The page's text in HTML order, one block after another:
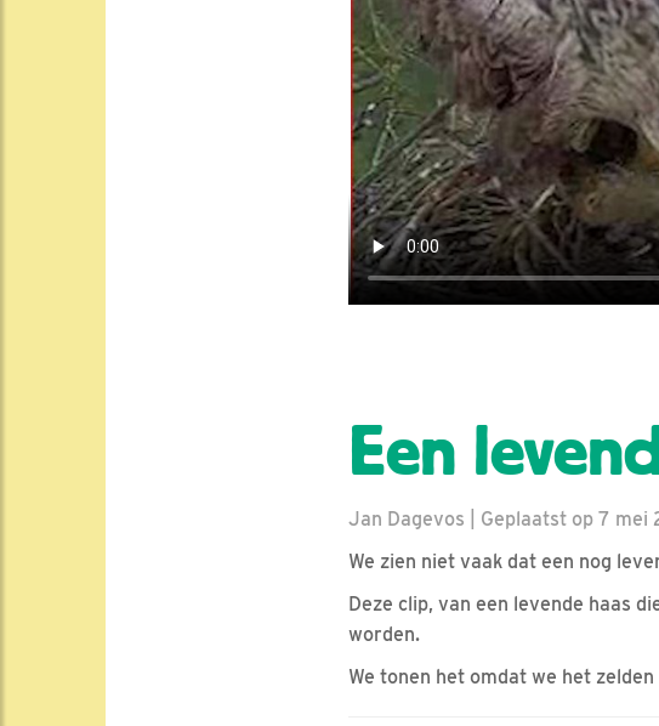
Een
Jan Dagevos | Geplaatst op 7 mei
We zien niet vaak dat een nog
Deze clip, van een levende haas
worden.
We tonen het omdat we het